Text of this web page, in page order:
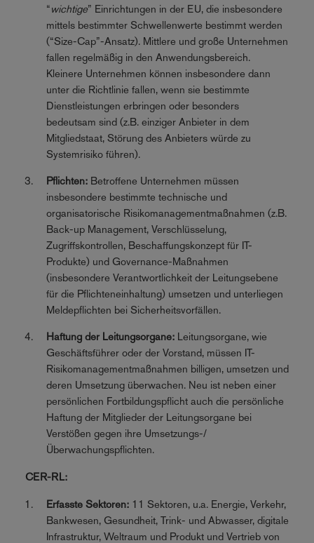
“wichtige” Einrichtungen in der EU, die insbesondere
mittels bestimmter Schwellenwerte bestimmt werden
(“Size-Cap”-Ansatz). Mittlere und große Unternehmen
fallen regelmäßig in den Anwendungsbereich.
Kleinere Unternehmen können insbesondere dann
unter die Richtlinie fallen, wenn sie bestimmte
Dienstleistungen erbringen oder besonders
bedeutsam sind (z.B. einziger Anbieter in dem
Mitgliedstaat, Störung des Anbieters würde zu
Systemrisiko führen).
Pflichten:Betroffene Unternehmen müssen
insbesondere bestimmte technische und
organisatorische Risikomanagementmaßnahmen (z.B.
Back-up Management, Verschlüsselung,
Zugriffskontrollen, Beschaffungskonzept für IT-
Produkte) und Governance-Maßnahmen
(insbesondere Verantwortlichkeit der Leitungsebene
für die Pflichteneinhaltung) umsetzen und unterliegen
Meldepflichten bei Sicherheitsvorfällen.
Haftung der Leitungsorgane:Leitungsorgane, wie
Geschäftsführer oder der Vorstand, müssen IT-
Risikomanagementmaßnahmen billigen, umsetzen und
deren Umsetzung überwachen. Neu ist neben einer
persönlichen Fortbildungspflicht auch die persönliche
Haftung der Mitglieder der Leitungsorgane bei
Verstößen gegen ihre Umsetzungs-/
Überwachungspflichten.
CER-RL:
Erfasste Sektoren:11 Sektoren, u.a. Energie, Verkehr,
Bankwesen, Gesundheit, Trink- und Abwasser, digitale
Infrastruktur, Weltraum und Produkt und Vertrieb von